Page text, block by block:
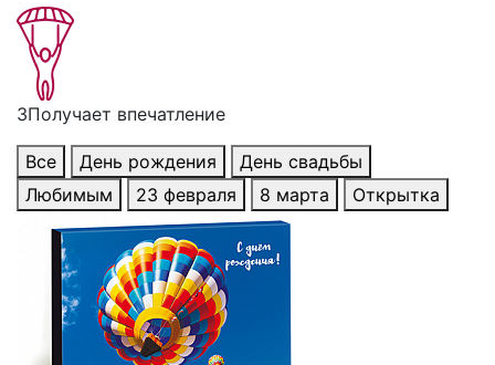
3Получает впечатление
Все День рождения
День свадьбы
Любимым
23 февраля 8 марта Открытка